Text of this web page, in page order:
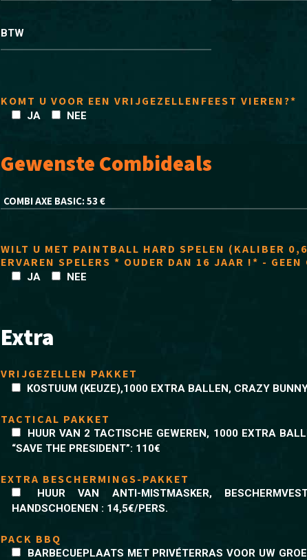
BTW
KOMT U VOOR EEN VRIJGEZELLENFEEST VIEREN?*
JA NEE
Gewenste Combideals
WILT U MET PAINTBALL HARD SPELEN (KALIBER
ERVAREN SPELERS * OUDER DAN 16 JAAR !* - GEEN
JA NEE
Extra
VRIJGEZELLEN PAKKET
KOSTUUM (KEUZE),1000 EXTRA BALLEN, CRAZY
TACTICAL PAKKET
HUUR VAN 2 TACTISCHE GEWEREN, 1000 EXTRA
“SAVE THE PRESIDENT”: 110€
EXTRA BESCHERMINGS-PAKKET
HUUR VAN ANTI-MISTMASKER,
HANDSCHOENEN : 14,5€/PERS.
PACK BBQ
BARBECUEPLAATS MET PRIVÉTERRAS VOOR UW